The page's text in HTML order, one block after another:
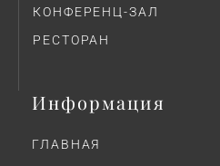
КОНФЕРЕНЦ-ЗАЛ
РЕСТОРАН
Информация
ГЛАВНАЯ